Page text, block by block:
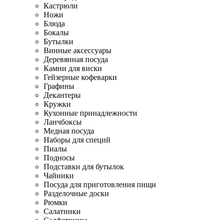
Кастрюли
Ножи
Блюда
Бокалы
Бутылки
Винные аксессуары
Деревянная посуда
Камни для виски
Гейзерные кофеварки
Графины
Декантеры
Кружки
Кухонные принадлежности
Ланчбоксы
Медная посуда
Наборы для специй
Пиалы
Подносы
Подставки для бутылок
Чайники
Посуда для приготовления пищи
Разделочные доски
Рюмки
Салатники